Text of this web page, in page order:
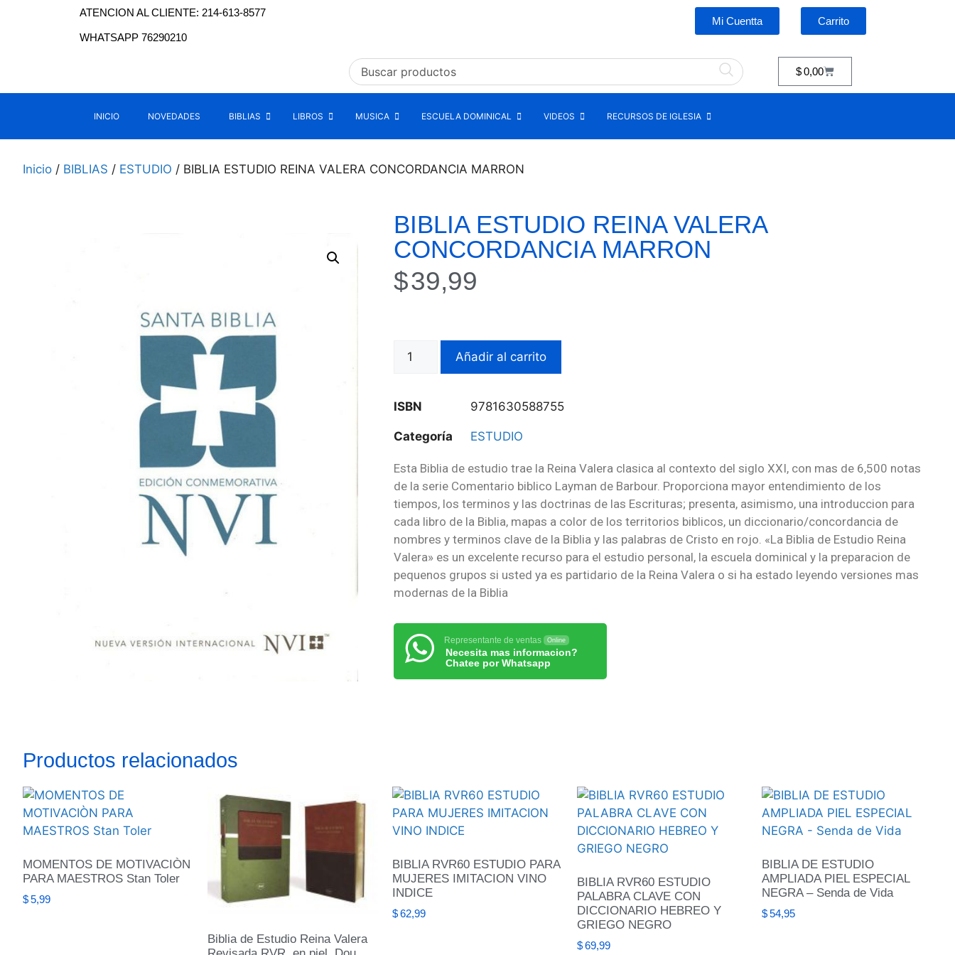
ATENCION AL CLIENTE: 214-613-8577
WHATSAPP 76290210
Mi Cuentta Carrito
$0,00
INICIO NOVEDADES BIBLIAS LIBROS MUSICA ESCUELA DOMINICAL VIDEOS RECURSOS DE IGLESIA
Inicio / BIBLIAS / ESTUDIO / BIBLIA ESTUDIO REINA VALERA CONCORDANCIA MARRON
BIBLIA ESTUDIO REINA VALERA
CONCORDANCIA MARRON
$39,99
Añadir al carrito
ISBN 9781630588755
Categoría ESTUDIO
Esta Biblia de estudio trae la Reina Valera clasica al contexto del siglo XXI, con mas de 6,500 notas
de la serie Comentario biblico Layman de Barbour. Proporciona mayor entendimiento de los
tiempos, los terminos y las doctrinas de las Escrituras; presenta, asimismo, una introduccion para
cada libro de la Biblia, mapas a color de los territorios biblicos, un diccionario/concordancia de
nombres y terminos clave de la Biblia y las palabras de Cristo en rojo. «La Biblia de Estudio Reina
Valera» es un excelente recurso para el estudio personal, la escuela dominical y la preparacion de
pequenos grupos si usted ya es partidario de la Reina Valera o si ha estado leyendo versiones mas
modernas de la Biblia
Representante de ventas Online
Necesita mas informacion?
Chatee por Whatsapp
Productos relacionados
MOMENTOS DE MOTIVACIÒN
PARA MAESTROS Stan Toler
$5,99
Biblia de Estudio Reina Valera
BIBLIA RVR60 ESTUDIO PARA
MUJERES IMITACION VINO
INDICE
$62,99
BIBLIA RVR60 ESTUDIO
PALABRA CLAVE CON
DICCIONARIO HEBREO Y
GRIEGO NEGRO
$69,99
BIBLIA DE ESTUDIO
AMPLIADA PIEL ESPECIAL
NEGRA – Senda de Vida
$54,95